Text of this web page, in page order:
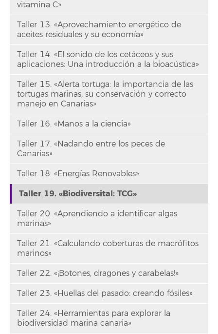
vitamina C»
Taller 13. «Aprovechamiento energético de
aceites residuales y su economía»
Taller 14. «El sonido de los cetáceos y sus
aplicaciones: Una introducción a la bioacústica»
Taller 15. «Alerta tortuga: la importancia de las
tortugas marinas, su conservación y correcto
manejo en Canarias»
Taller 16. «Manos a la ciencia»
Taller 17. «Nadando entre los peces de
Canarias»
Taller 18. «Energías Renovables»
Taller 19. «Biodiversital: TCG»
Taller 20. «Aprendiendo a identificar algas
marinas»
Taller 21. «Calculando coberturas de macrófitos
marinos»
Taller 22. «¡Botones, dragones y carabelas!»
Taller 23. «Huellas del pasado: creando fósiles»
Taller 24. «Herramientas para explorar la
biodiversidad marina canaria»